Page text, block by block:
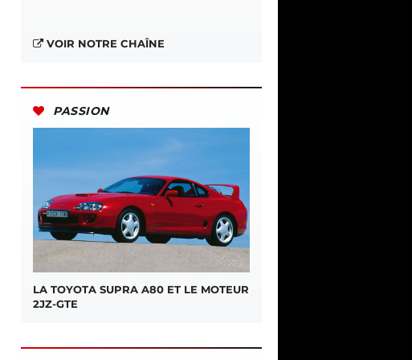
VOIR NOTRE CHAÎNE
PASSION
LA TOYOTA SUPRA A80 ET LE MOTEUR
2JZ-GTE